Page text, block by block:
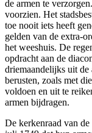
de armen te
voorzien. Het
toe nooit iets heeft
gelden van de extra-
het weeshuis. De
opdracht aan de
driemaandelijks uit de
berusten, zoals met
voldoen en uit te
armen bijdragen.
De kerkenraad van de